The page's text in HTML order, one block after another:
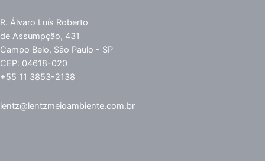
R. Álvaro Luís Roberto
de Assumpção, 431
Campo Belo, São Paulo - SP
CEP: 04618-020
+55 11 3853-2138
lentz@lentzmeioambiente.com.br